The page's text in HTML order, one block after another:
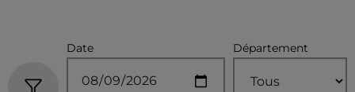
Date Département